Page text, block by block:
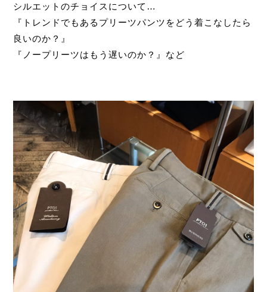
シルエットのチョイスについて…
『トレンドでもあるプリーツパンツをどう着こなしたら
良いのか？』
『ノープリーツはもう遅いのか？』など